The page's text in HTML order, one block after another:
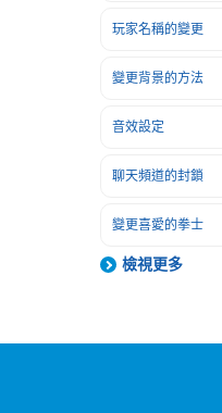
玩家名稱的變更
變更背景的方法
音效設定
聊天頻道的封鎖
變更喜愛的拳士
檢視更多